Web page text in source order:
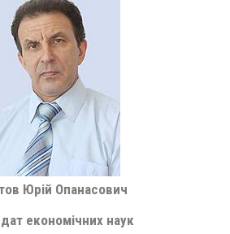
Юрій Опанасович
економічних наук